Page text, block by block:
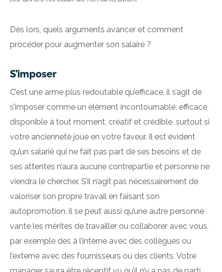
Dès lors, quels arguments avancer et comment
procéder pour augmenter son salaire ?
S’imposer
C’est une arme plus redoutable qu’efficace, il s’agit de
s’imposer comme un élément incontournable, efficace,
disponible à tout moment, créatif et crédible, surtout si
votre ancienneté joue en votre faveur. Il est évident
qu’un salarié qui ne fait pas part de ses besoins et de
ses attentes n’aura aucune contrepartie et personne ne
viendra le chercher. S’il n’agit pas nécessairement de
valoriser son propre travail en faisant son
autopromotion, il se peut aussi qu’une autre personne
vante les mérites de travailler ou collaborer avec vous,
par exemple des à l’interne avec des collègues ou
l’externe avec des fournisseurs ou des clients. Votre